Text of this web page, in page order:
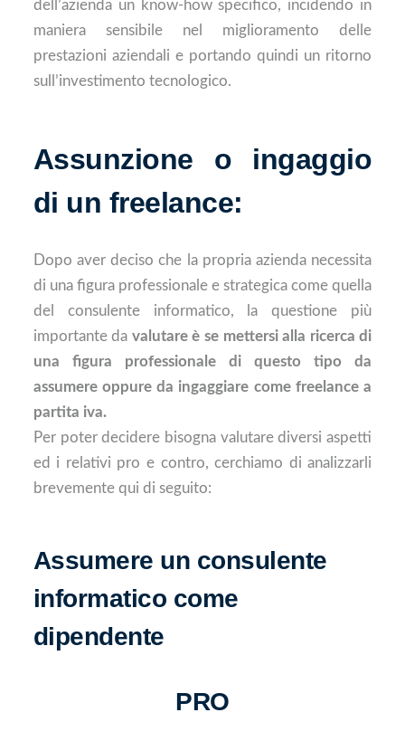
dell’azienda un know-how specifico, incidendo in
maniera sensibile nel miglioramento delle
prestazioni aziendali e portando quindi un ritorno
sull’investimento tecnologico.
Assunzione o ingaggio
di un freelance:
Dopo aver deciso che la propria azienda necessita
di una figura professionale e strategica come quella
del consulente informatico, la questione più
importante da valutare è se mettersi alla ricerca di
una figura professionale di questo tipo da
assumere oppure da ingaggiare come freelance a
partita iva.
Per poter decidere bisogna valutare diversi aspetti
ed i relativi pro e contro, cerchiamo di analizzarli
brevemente qui di seguito:
Assumere un consulente
informatico come
dipendente
PRO